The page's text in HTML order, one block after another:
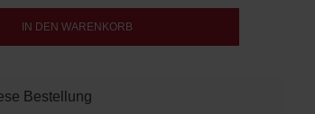
Wert ein oder
IN DEN WARENKORB
Bestellung